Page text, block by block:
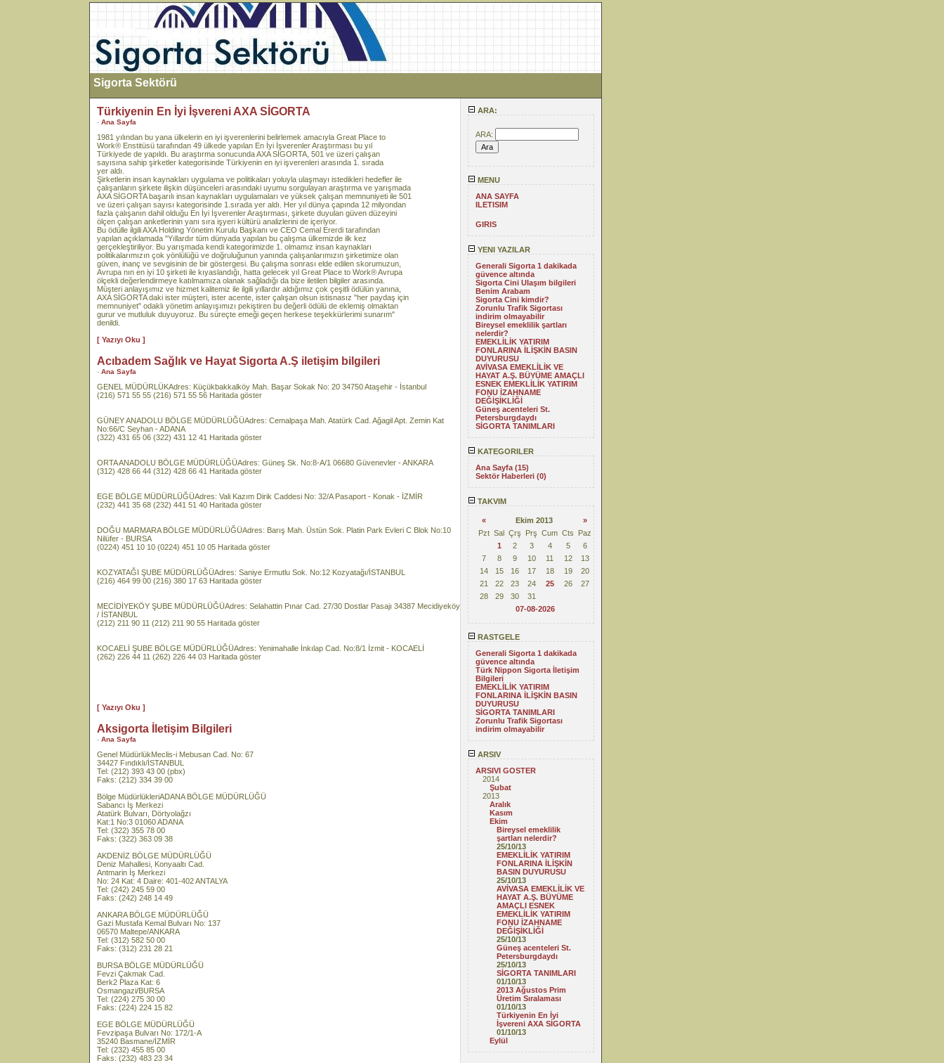
Sigorta Sektörü
ARA:
ARA:
MENU
ANA SAYFA
ILETISIM
GIRIS
YENI YAZILAR
Generali Sigorta 1 dakikada
güvence altında
Sigorta Cini Ulaşım bilgileri
Benim Arabam
Sigorta Cini kimdir?
Zorunlu Trafik Sigortası
indirim olmayabilir
Bireysel emeklilik şartları
nelerdir?
EMEKLİLİK YATIRIM
FONLARINA İLİŞKİN BASIN
DUYURUSU
AVİVASA EMEKLİLİK VE
HAYAT A.Ş. BÜYÜME AMAÇLI
ESNEK EMEKLİLİK YATIRIM
FONU İZAHNAME
DEĞİŞİKLİĞİ
Güneş acenteleri St.
Petersburgdaydı
SİGORTA TANIMLARI
KATEGORILER
Ana Sayfa (15)
Sektör Haberleri (0)
TAKVIM
« Ekim 2013
»
Pzt Sal Çrş Prş Cum Cts
Paz
1
2 3 4 5
6
7
8 9 10 11 12
13
14
15 16 17 18 19
20
21
22 23 24 25 26
27
28
29 30
31
07-08-2026
RASTGELE
Generali Sigorta 1 dakikada
güvence altında
Türk Nippon Sigorta İletişim
Bilgileri
EMEKLİLİK YATIRIM
FONLARINA İLİŞKİN BASIN
DUYURUSU
SİGORTA TANIMLARI
Zorunlu Trafik Sigortası
indirim olmayabilir
ARSIV
ARSIVI GOSTER
2014
Şubat
2013
Aralık
Kasım
Ekim
Bireysel emeklilik
şartları nelerdir?
25/10/13
EMEKLİLİK YATIRIM
FONLARINA İLİŞKİN
BASIN DUYURUSU
25/10/13
AVİVASA EMEKLİLİK VE
HAYAT A.Ş. BÜYÜME
AMAÇLI ESNEK
EMEKLİLİK YATIRIM
FONU İZAHNAME
DEĞİŞİKLİĞİ
25/10/13
Güneş acenteleri St.
Petersburgdaydı
25/10/13
SİGORTA TANIMLARI
01/10/13
2013 Ağustos Prim
Üretim Sıralaması
01/10/13
Türkiyenin En İyi
İşvereni AXA SİGORTA
01/10/13
Eylül
Türkiyenin En İyi İşvereni AXA SİGORTA
- Ana Sayfa
1981 yılından bu yana ülkelerin en iyi işverenlerini belirlemek amacıyla Great Place to
Work® Enstitüsü tarafından 49 ülkede yapılan En İyi İşverenler Araştırması bu yıl
Türkiyede de yapıldı. Bu araştırma sonucunda AXA SİGORTA, 501 ve üzeri çalışan
sayısına sahip şirketler kategorisinde Türkiyenin en iyi işverenleri arasında 1. sırada
yer aldı.
Şirketlerin insan kaynakları uygulama ve politikaları yoluyla ulaşmayı istedikleri hedefler ile
çalışanların şirkete ilişkin düşünceleri arasındaki uyumu sorgulayan araştırma ve yarışmada
AXA SİGORTA başarılı insan kaynakları uygulamaları ve yüksek çalışan memnuniyeti ile 501
ve üzeri çalışan sayısı kategorisinde 1.sırada yer aldı. Her yıl dünya çapında 12 milyondan
fazla çalışanın dahil olduğu En İyi İşverenler Araştırması, şirkete duyulan güven düzeyini
ölçen çalışan anketlerinin yanı sıra işyeri kültürü analizlerini de içeriyor.
Bu ödülle ilgili AXA Holding Yönetim Kurulu Başkanı ve CEO Cemal Ererdi tarafından
yapılan açıklamada "Yıllardır tüm dünyada yapılan bu çalışma ülkemizde ilk kez
gerçekleştiriliyor. Bu yarışmada kendi kategorimizde 1. olmamız insan kaynakları
politikalarımızın çok yönlülüğü ve doğruluğunun yanında çalışanlarımızın şirketimize olan
güven, inanç ve sevgisinin de bir göstergesi. Bu çalışma sonrası elde edilen skorumuzun,
Avrupa nın en iyi 10 şirketi ile kıyaslandığı, hatta gelecek yıl Great Place to Work® Avrupa
ölçekli değerlendirmeye katılmamıza olanak sağladığı da bize iletilen bilgiler arasında.
Müşteri anlayışımız ve hizmet kalitemiz ile ilgili yıllardır aldığımız çok çeşitli ödülün yanına,
AXA SİGORTA daki ister müşteri, ister acente, ister çalışan olsun istisnasız "her paydaş için
memnuniyet" odaklı yönetim anlayışımızı pekiştiren bu değerli ödülü de eklemiş olmaktan
gurur ve mutluluk duyuyoruz. Bu süreçte emeği geçen herkese teşekkürlerimi sunarım"
denildi.
[ Yazıyı Oku ]
Acıbadem Sağlık ve Hayat Sigorta A.Ş iletişim bilgileri
- Ana Sayfa
GENEL MÜDÜRLÜKAdres: Küçükbakkalköy Mah. Başar Sokak No: 20 34750 Ataşehir - İstanbul
(216) 571 55 55 (216) 571 55 56 Haritada göster
GÜNEY ANADOLU BÖLGE MÜDÜRLÜĞÜAdres: Cemalpaşa Mah. Atatürk Cad. Ağagil Apt. Zemin Kat
No:66/C Seyhan - ADANA
(322) 431 65 06 (322) 431 12 41 Haritada göster
ORTA ANADOLU BÖLGE MÜDÜRLÜĞÜAdres: Güneş Sk. No:8-A/1 06680 Güvenevler - ANKARA
(312) 428 66 44 (312) 428 66 41 Haritada göster
EGE BÖLGE MÜDÜRLÜĞÜAdres: Vali Kazım Dirik Caddesi No: 32/A Pasaport - Konak - İZMİR
(232) 441 35 68 (232) 441 51 40 Haritada göster
DOĞU MARMARA BÖLGE MÜDÜRLÜĞÜAdres: Barış Mah. Üstün Sok. Platin Park Evleri C Blok No:10
Nilüfer - BURSA
(0224) 451 10 10 (0224) 451 10 05 Haritada göster
KOZYATAĞI ŞUBE MÜDÜRLÜĞÜAdres: Saniye Ermutlu Sok. No:12 Kozyatağı/İSTANBUL
(216) 464 99 00 (216) 380 17 63 Haritada göster
MECİDİYEKÖY ŞUBE MÜDÜRLÜĞÜAdres: Selahattin Pınar Cad. 27/30 Dostlar Pasajı 34387 Mecidiyeköy
/ İSTANBUL
(212) 211 90 11 (212) 211 90 55 Haritada göster
KOCAELİ ŞUBE BÖLGE MÜDÜRLÜĞÜAdres: Yenimahalle İnkılap Cad. No:8/1 İzmit - KOCAELİ
(262) 226 44 11 (262) 226 44 03 Haritada göster
[ Yazıyı Oku ]
Aksigorta İletişim Bilgileri
- Ana Sayfa
Genel MüdürlükMeclis-i Mebusan Cad. No: 67
34427 Fındıklı/İSTANBUL
Tel: (212) 393 43 00 (pbx)
Faks: (212) 334 39 00
Bölge MüdürlükleriADANA BÖLGE MÜDÜRLÜĞÜ
Sabancı İş Merkezi
Atatürk Bulvarı, Dörtyolağzı
Kat:1 No:3 01060 ADANA
Tel: (322) 355 78 00
Faks: (322) 363 09 38
AKDENİZ BÖLGE MÜDÜRLÜĞÜ
Deniz Mahallesi, Konyaaltı Cad.
Antmarin İş Merkezi
No: 24 Kat: 4 Daire: 401-402 ANTALYA
Tel: (242) 245 59 00
Faks: (242) 248 14 49
ANKARA BÖLGE MÜDÜRLÜĞÜ
Gazi Mustafa Kemal Bulvarı No: 137
06570 Maltepe/ANKARA
Tel: (312) 582 50 00
Faks: (312) 231 28 21
BURSA BÖLGE MÜDÜRLÜĞÜ
Fevzi Çakmak Cad.
Berk2 Plaza Kat: 6
Osmangazi/BURSA
Tel: (224) 275 30 00
Faks: (224) 224 15 82
EGE BÖLGE MÜDÜRLÜĞÜ
Fevzipaşa Bulvarı No: 172/1-A
35240 Basmane/İZMİR
Tel: (232) 455 85 00
Faks: (232) 483 23 34